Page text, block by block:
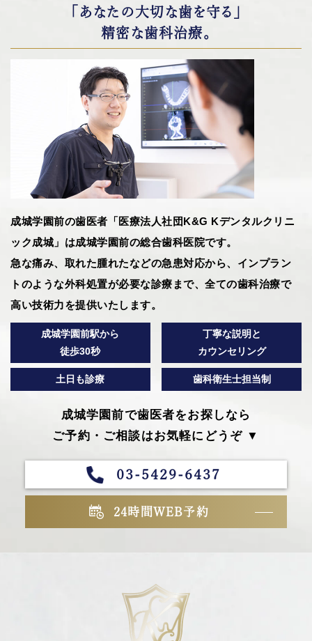
「あなたの大切な歯を守る」
精密な歯科治療。
成城学園前の歯医者「医療法人社団K&G Kデンタルクリニ
ック成城」は成城学園前の総合歯科医院です。
急な痛み、取れた腫れたなどの急患対応から、インプラン
トのような外科処置が必要な診療まで、全ての歯科治療で
高い技術力を提供いたします。
成城学園前駅から
徒歩30秒
丁寧な説明と
カウンセリング
土日も診療 歯科衛生士担当制
成城学園前で歯医者をお探しなら
ご予約・ご相談はお気軽にどうぞ ▼
03-5429-6437
24時間WEB予約